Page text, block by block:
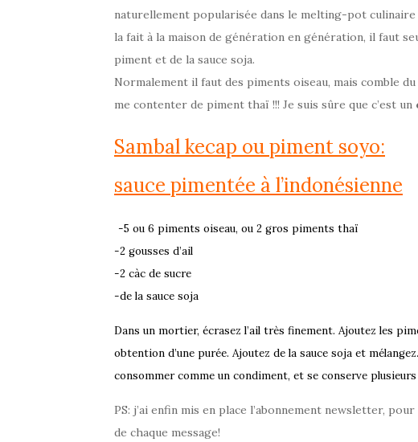
naturellement popularisée dans le melting-pot
la fait à la maison de génération en génération, il faut
piment et de la sauce soja.
Normalement il faut des piments oiseau, mais comble
me contenter de piment thaï !!! Je suis sûre que c’est un
Sambal kecap ou piment soyo:
sauce pimentée à l’indonésienne
-5 ou 6 piments oiseau, ou 2 gros piments thaï
-2 gousses d’ail
-2 càc de sucre
-de la sauce soja
Dans un mortier, écrasez l’ail très finement. Ajoutez les
obtention d’une purée. Ajoutez de la sauce soja et
consommer comme un condiment, et se conserve
PS: j’ai enfin mis en place l’abonnement newsletter,
de chaque message!